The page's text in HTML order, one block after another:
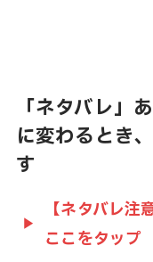
「ネタバレ」
に変わるとき
す
【ネタバレ
ここをタップ